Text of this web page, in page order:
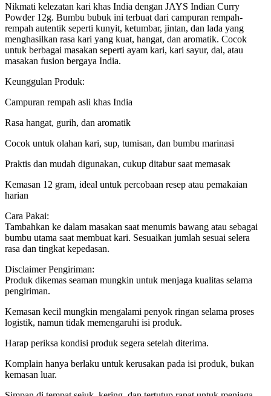
Nikmati kelezatan kari khas India dengan JAYS Indian Curry
Powder 12g. Bumbu bubuk ini terbuat dari campuran rempah-
rempah autentik seperti kunyit, ketumbar, jintan, dan lada yang
menghasilkan rasa kari yang kuat, hangat, dan aromatik. Cocok
untuk berbagai masakan seperti ayam kari, kari sayur, dal, atau
masakan fusion bergaya India.
Keunggulan Produk:
Campuran rempah asli khas India
Rasa hangat, gurih, dan aromatik
Cocok untuk olahan kari, sup, tumisan, dan bumbu marinasi
Praktis dan mudah digunakan, cukup ditabur saat memasak
Kemasan 12 gram, ideal untuk percobaan resep atau pemakaian
harian
Cara Pakai:
Tambahkan ke dalam masakan saat menumis bawang atau sebagai
bumbu utama saat membuat kari. Sesuaikan jumlah sesuai selera
rasa dan tingkat kepedasan.
Disclaimer Pengiriman:
Produk dikemas seaman mungkin untuk menjaga kualitas selama
pengiriman.
Kemasan kecil mungkin mengalami penyok ringan selama proses
logistik, namun tidak memengaruhi isi produk.
Harap periksa kondisi produk segera setelah diterima.
Komplain hanya berlaku untuk kerusakan pada isi produk, bukan
kemasan luar.